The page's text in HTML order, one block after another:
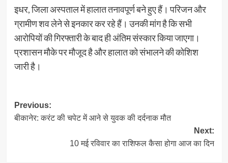
इधर, जिला अस्पताल में हालात तनावपूर्ण बने हुए हैं। परिजन और
ग्रामीण शव लेने से इनकार कर रहे हैं। उनकी मांग है कि सभी
आरोपियों की गिरफ्तारी के बाद ही अंतिम संस्कार किया जाएगा।
प्रशासन मौके पर मौजूद है और हालात को संभालने की कोशिश
जारी है।
Post
navigation
Previous:
बीकानेर: करंट की चपेट में आने से युवक की दर्दनाक मौत
Next:
10 मई रविवार का राशिफल कैसा होगा आज का दिन